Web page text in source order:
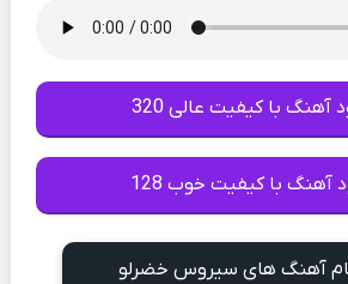
آهنگ با کیفیت عالی 320
آهنگ با کیفیت خوب 128
آهنگ های سیروس خضرلو‌